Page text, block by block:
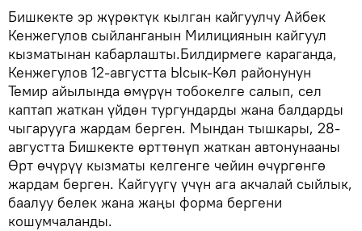
Бишкекте эр жүрөктүк кылган кайгуулчу Айбек
Кенжегулов сыйланганын Милициянын кайгуул
кызматынан кабарлашты.Билдирмеге караганда,
Кенжегулов 12-августта Ысык-Көл районунун
Темир айылында өмүрүн тобокелге салып, сел
каптап жаткан үйдөн тургундарды жана балдарды
чыгарууга жардам берген. Мындан тышкары, 28-
августта Бишкекте өрттөнүп жаткан автонунааны
Өрт өчүрүү кызматы келгенге чейин өчүргөнгө
жардам берген. Кайгуүгү үчүн ага акчалай сыйлык,
баалуу белек жана жаңы форма бергени
кошумчаланды.